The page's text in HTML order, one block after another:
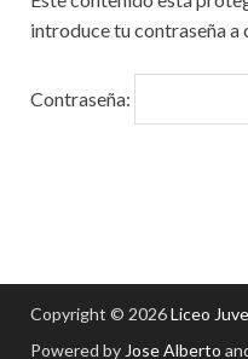
introduce tu contraseña a
Contraseña:
Copyright © 2026Liceo
Powered by Jose Alberto